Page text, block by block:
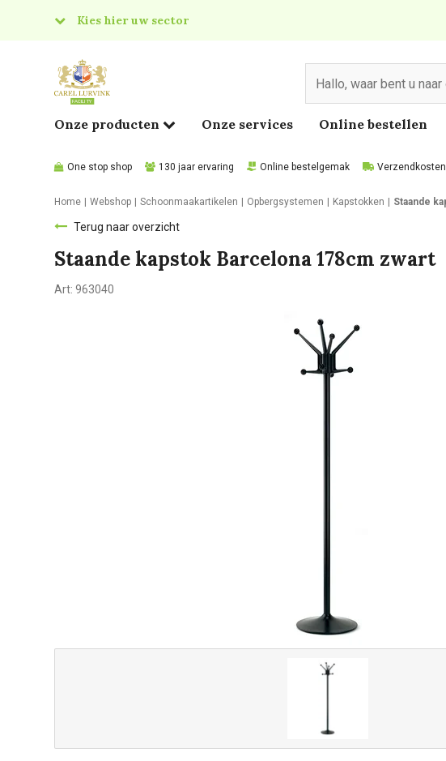
Kies hier uw sector
Food
Onze producten Onze services Online bestellen
One stop shop 130 jaar ervaring Online bestelgemak
Home Webshop Schoonmaakartikelen Opbergsystemen Kapstokken Staande
Terug naar overzicht
Staande kapstok Barcelona 178cm zwart
Art: 963040